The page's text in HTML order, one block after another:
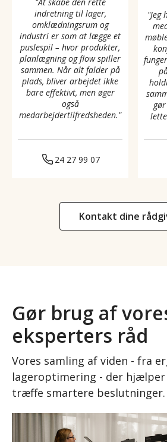
indretning til lager,
omklædningsrum og
industri er som at lægge et
puslespil – hvor produkter,
planlægning og flow spiller
sammen. Når alt falder på
plads, bliver arbejdet ikke
bare effektivt, men øger
også
medarbejdertilfredsheden."
24 27 99 07
"Jeg
Kontakt dine
Gør brug af
eksperters råd
Vores samling af viden - fra
lageroptimering - der
træffe smartere beslutninger.